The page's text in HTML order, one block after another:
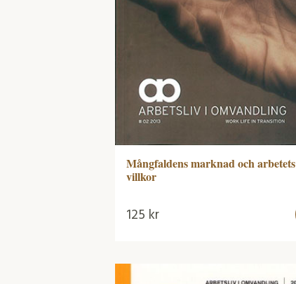
Mångfaldens marknad och arbetets
villkor
125 kr